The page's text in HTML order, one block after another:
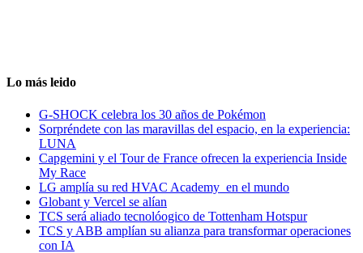
Lo más leido
G-SHOCK celebra los 30 años de Pokémon
Sorpréndete con las maravillas del espacio, en la experiencia:
LUNA
Capgemini y el Tour de France ofrecen la experiencia Inside
My Race
LG amplía su red HVAC Academy en el mundo
Globant y Vercel se alían
TCS será aliado tecnolóogico de Tottenham Hotspur
TCS y ABB amplían su alianza para transformar operaciones
con IA